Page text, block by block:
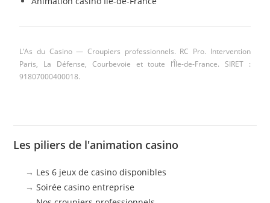
L’As du Casino — Croupiers professionnels. RC Pro. Intervention
Paris, La Défense, Courbevoie et toute l’Île-de-France. SIRET :
91807000400018.
Les piliers de l'animation casino
→ Les 6 jeux de casino disponibles
→Soirée casino entreprise